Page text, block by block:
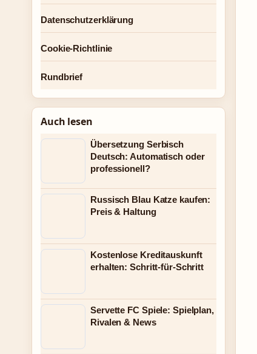
Datenschutzerklärung
Cookie-Richtlinie
Rundbrief
Auch lesen
Übersetzung Serbisch
Deutsch: Automatisch oder
professionell?
Russisch Blau Katze kaufen:
Preis & Haltung
Kostenlose Kreditauskunft
erhalten: Schritt-für-Schritt
Servette FC Spiele: Spielplan,
Rivalen & News